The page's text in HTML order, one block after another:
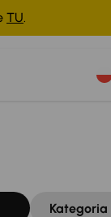
TU.
Kategoria